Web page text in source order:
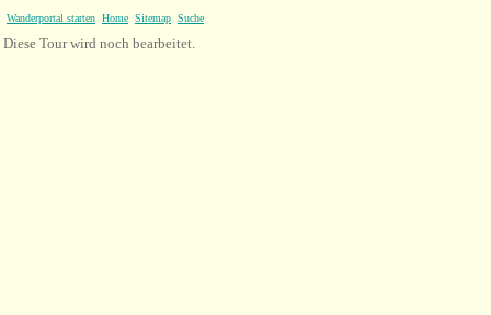
Wanderportal starten Home Sitemap Suche
Diese Tour wird noch bearbeitet.